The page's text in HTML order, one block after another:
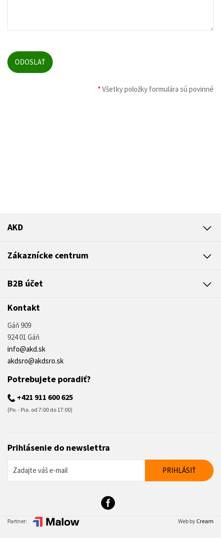
*Všetky položky formulára sú povinné
AKD
Zákaznícke centrum
B2B účet
Kontakt
Gáň 909
924 01 Gáň
info@akd.sk
akdsro@akdsro.sk
Potrebujete poradiť?
+421 911 600 625
(Po. - Pia. od 7:00 do 17:00)
Prihlásenie do newslettra
Partner: Web by Cream